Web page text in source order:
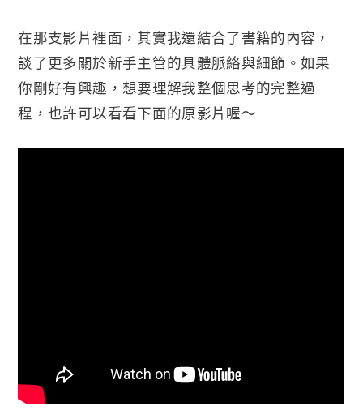
在那支影片裡面，其實我還結合了書籍的內容，
談了更多關於新手主管的具體脈絡與細節。如果
你剛好有興趣，想要理解我整個思考的完整過
程，也許可以看看下面的原影片喔～